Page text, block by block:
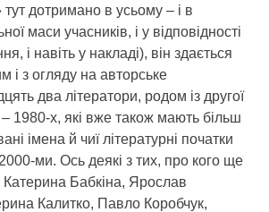
дотримано в усьому – і в
маси учасників, і у відповідності
і навіть у накладі), він здається
і з огляду на авторське
два літератори, родом із другої
1980-х, які вже також мають більш
імена й чиї літературні початки
ми. Ось деякі з тих, про кого ще
Катерина Бабкіна, Ярослав
Калитко, Павло Коробчук,